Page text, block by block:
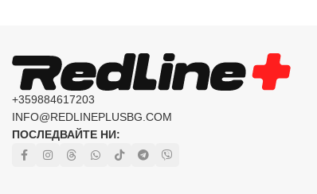
+359884617203
INFO@REDLINEPLUSBG.COM
ПОСЛЕДВАЙТЕ НИ: